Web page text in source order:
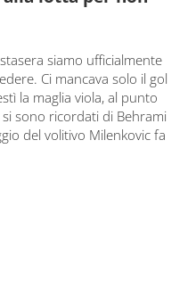
siamo ufficialmente
Ci mancava solo il gol
la maglia viola, al punto
sono ricordati di Behrami
del volitivo Milenkovic fa
vista così (Ufficialmente iscritti